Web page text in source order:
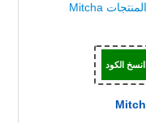
انسخ الكود